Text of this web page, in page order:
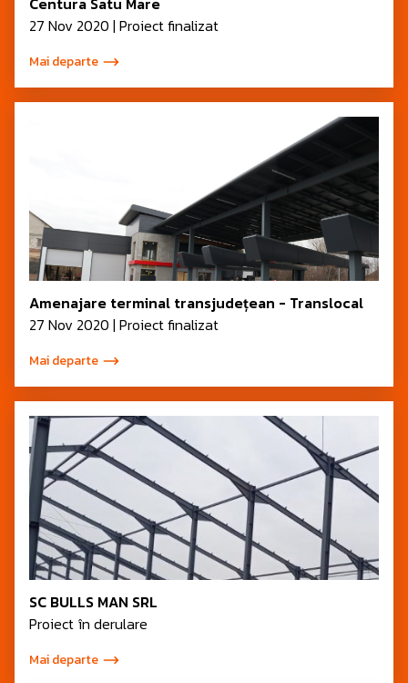
27 Nov 2020 | Proiect finalizat
Mai departe
Amenajare terminal transjudețean - Translocal
27 Nov 2020 | Proiect finalizat
Mai departe
SC BULLS MAN SRL
Proiect în derulare
Mai departe